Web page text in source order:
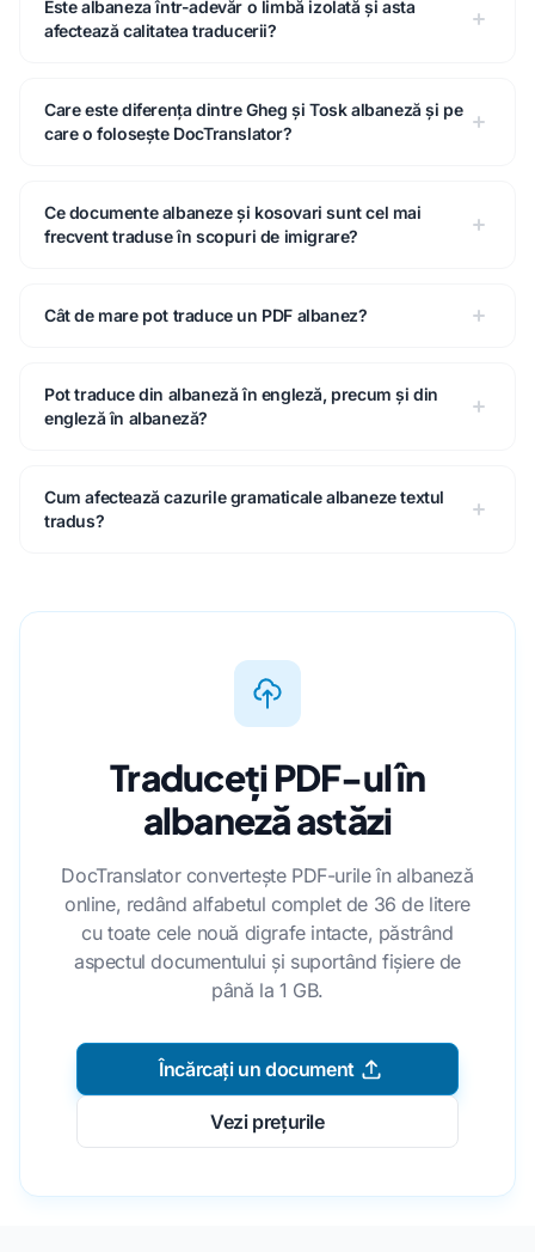
Este albaneza într-adevăr o limbă izolată și asta
afectează calitatea traducerii?
Care este diferența dintre Gheg și Tosk albaneză și pe
care o folosește DocTranslator?
Ce documente albaneze și kosovari sunt cel mai
frecvent traduse în scopuri de imigrare?
Cât de mare pot traduce un PDF albanez?
Pot traduce din albaneză în engleză, precum și din
engleză în albaneză?
Cum afectează cazurile gramaticale albaneze textul
tradus?
Traduceți PDF-ul în
albaneză astăzi
DocTranslator convertește PDF-urile în albaneză
online, redând alfabetul complet de 36 de litere
cu toate cele nouă digrafe intacte, păstrând
aspectul documentului și suportând fișiere de
până la 1 GB.
Încărcați un document
Vezi prețurile